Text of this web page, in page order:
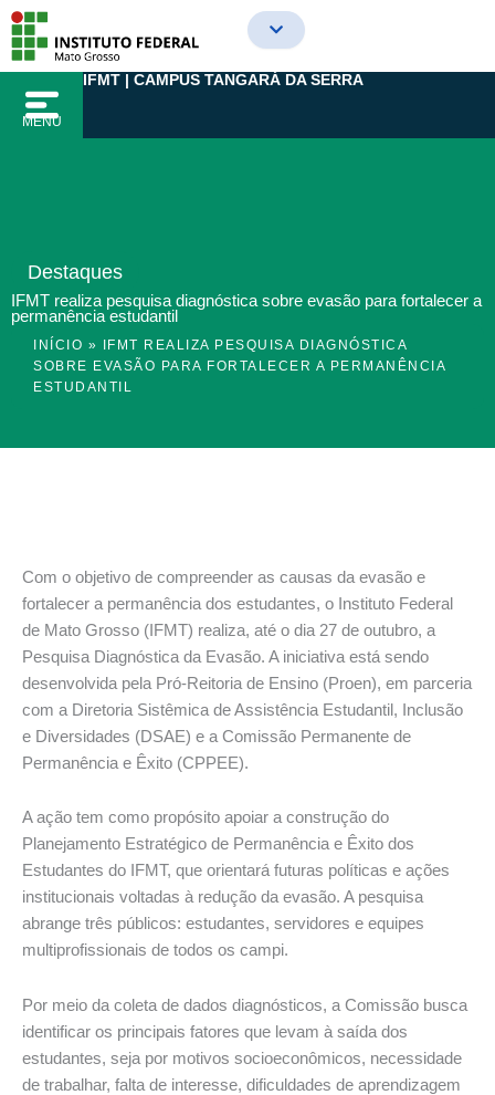
para
conteúdo
MENU
IFMT | CAMPUS TANGARÁ DA SERRA
Destaques
IFMT realiza pesquisa diagnóstica sobre evasão para fortalecer a
permanência estudantil
INÍCIO » IFMT REALIZA PESQUISA DIAGNÓSTICA
SOBRE EVASÃO PARA FORTALECER A PERMANÊNCIA
ESTUDANTIL
Com o objetivo de compreender as causas da evasão e
fortalecer a permanência dos estudantes, o Instituto Federal
de Mato Grosso (IFMT) realiza, até o dia 27 de outubro, a
Pesquisa Diagnóstica da Evasão. A iniciativa está sendo
desenvolvida pela Pró-Reitoria de Ensino (Proen), em parceria
com a Diretoria Sistêmica de Assistência Estudantil, Inclusão
e Diversidades (DSAE) e a Comissão Permanente de
Permanência e Êxito (CPPEE).
A ação tem como propósito apoiar a construção do
Planejamento Estratégico de Permanência e Êxito dos
Estudantes do IFMT, que orientará futuras políticas e ações
institucionais voltadas à redução da evasão. A pesquisa
abrange três públicos: estudantes, servidores e equipes
multiprofissionais de todos os campi.
Por meio da coleta de dados diagnósticos, a Comissão busca
identificar os principais fatores que levam à saída dos
estudantes, seja por motivos socioeconômicos, necessidade
de trabalhar, falta de interesse, dificuldades de aprendizagem